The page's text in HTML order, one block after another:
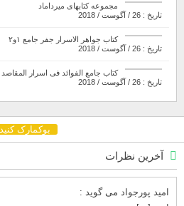
مجموعه کتابهای میرداماد
تاریخ : 26 / آگوست / 2018
کتاب جواهر الاسرار جفر جامع ۱و۲
تاریخ : 26 / آگوست / 2018
کتاب جامع الفوائد فی اسرار المقاصد
تاریخ : 26 / آگوست / 2018
بوکمارک کنید
آخرین نظرات
امید پورجواد می گوید :